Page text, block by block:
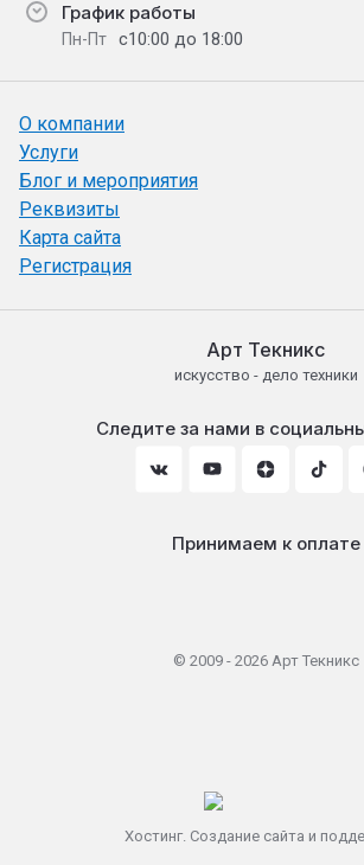
График работы
Пн-Пт с10:00 до 18:00
О компании
Услуги
Блог и мероприятия
Реквизиты
Карта сайта
Регистрация
Арт Текникс
искусство - дело техники
Следите за нами в
Принимаем к оплате
© 2009 - 2026 Арт Текникс
Хостинг. Создание сайта и